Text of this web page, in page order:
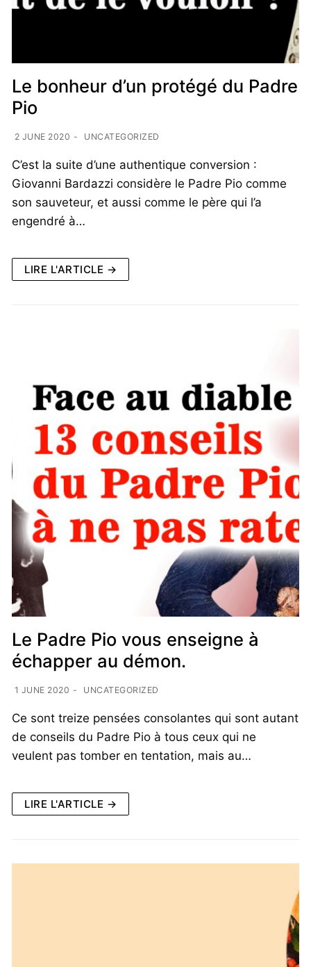
Le bonheur d’un protégé du Padre
Pio
2 JUNE 2020 - UNCATEGORIZED
C’est la suite d’une authentique conversion :
Giovanni Bardazzi considère le Padre Pio comme
son sauveteur, et aussi comme le père qui l’a
engendré à…
LIRE L'ARTICLE →
Le Padre Pio vous enseigne à
échapper au démon.
1 JUNE 2020 - UNCATEGORIZED
Ce sont treize pensées consolantes qui sont autant
de conseils du Padre Pio à tous ceux qui ne
veulent pas tomber en tentation, mais au…
LIRE L'ARTICLE →